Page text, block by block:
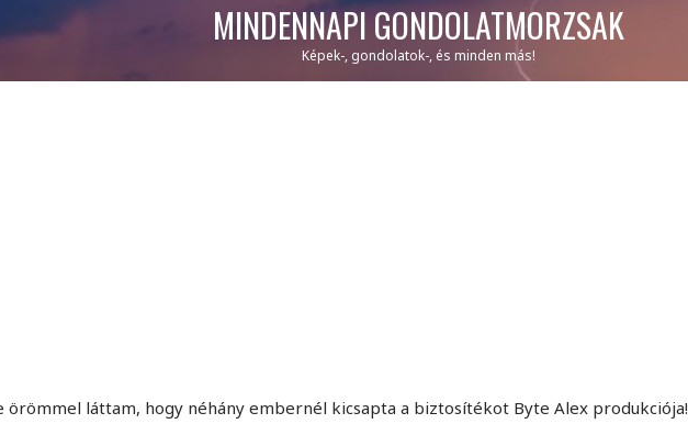
MINDENNAPI GONDOLATMORZSÁK
Képek-, gondolatok-, és minden más!
örömmel láttam, hogy néhány embernél kicsapta a biztosítékot Byte Alex produkciója!